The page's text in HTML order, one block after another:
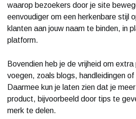
waarop bezoekers door je site
eenvoudiger om een herkenbare stijl
klanten aan jouw naam te binden, in
platform.
Bovendien heb je de vrijheid om extra
voegen, zoals blogs, handleidingen of
Daarmee kun je laten zien dat je
product, bijvoorbeeld door tips te
merk te delen.